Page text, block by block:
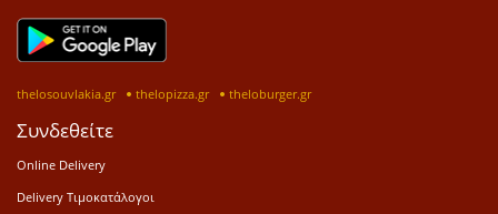
thelosouvlakia.gr thelopizza.gr theloburger.gr
Συνδεθείτε
Online Delivery
Delivery Τιμοκατάλογοι